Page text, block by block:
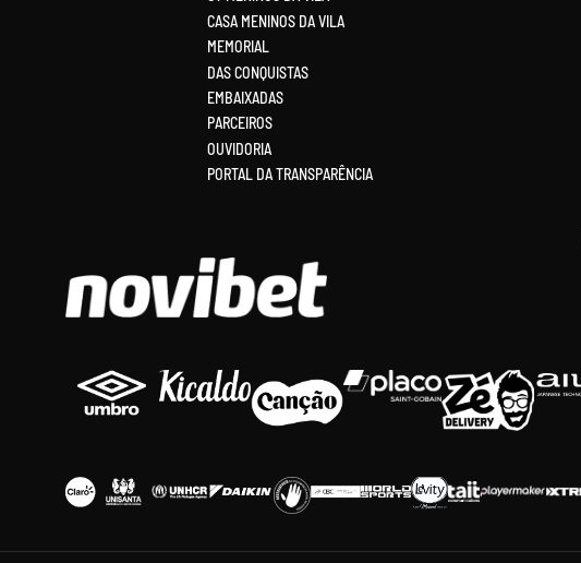
CASA MENINOS DA VILA
MEMORIAL
DAS CONQUISTAS
EMBAIXADAS
PARCEIROS
OUVIDORIA
PORTAL DA TRANSPARÊNCIA